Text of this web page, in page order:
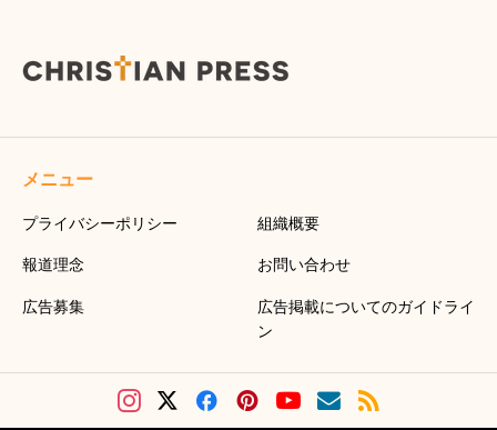
メニュー
プライバシーポリシー 組織概要
報道理念 お問い合わせ
広告募集
広告掲載についてのガイドライ
ン